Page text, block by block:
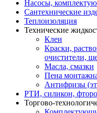
Насосы,
Сантехнические
Теплоизоляция
Технические
Клеи
Краски,
очистители,
Масла, смазки
Пена
Антифризы
РТИ, силикон,
Торгово-